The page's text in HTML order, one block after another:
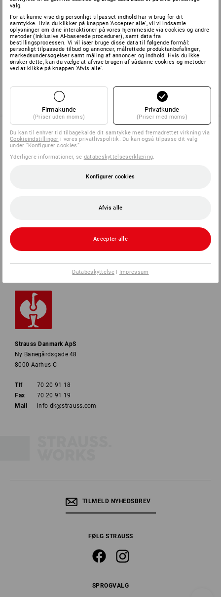
fra 208,75 kr.
Du har allerede set 3 af 3 varer.
INFORMATION
Strauss Danmark ApS
Ny Banegårdsgade 48
8000 Aarhus C
Tlf
70 20 91 18
Fax
70 20 91 19
Mail
info-dk@strauss.com
TILMELD NYHEDSBREV
FØLG STRAUSS
SPROGVALG
valg.
For at kunne vise dig personligt tilpasset indhold har vi brug for dit
samtykke. Hvis du klikker på knappen 'Accepter alle', vil vi indsamle
oplysninger om dine interaktioner på vores hjemmeside via cookies og andre
metoder (inklusive AI-baserede procedurer), samt data fra
bestillingsprocessen. Vi vil især bruge disse data til følgende formål:
personligt tilpassede tilbud og annoncer, målrettede produktanbefalinger,
markedsundersøgelser samt måling af annoncer og indhold. Hvis du ikke
ønsker dette, kan du vælge at afvise brugen af sådanne cookies og metoder
ved at klikke på knappen 'Afvis alle'.
Firmakunde
(Priser uden moms)
Privatkunde
(Priser med moms)
Du kan til enhver tid tilbagekalde dit samtykke med fremadrettet virkning via
Cookieindstillinger i vores privatlivspolitik. Du kan også tilpasse dit valg
under ”Konfigurer cookies”.
Yderligere informationer, se databeskyttelseserklæring.
Konfigurer cookies
Afvis alle
Accepter alle
Databeskyttelse| Impressum